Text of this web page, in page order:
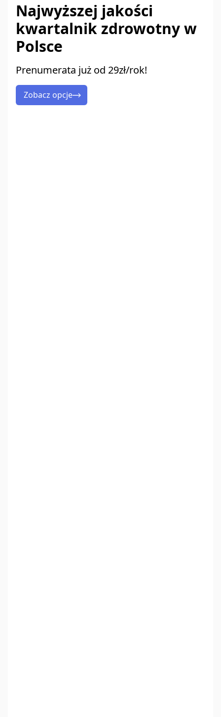
Najwyższej jakości
kwartalnik zdrowotny w
Polsce
Prenumerata już od 29zł/rok!
Zobacz opcje